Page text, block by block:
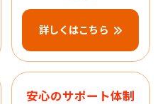
詳しくはこちら
安心のサポート体制